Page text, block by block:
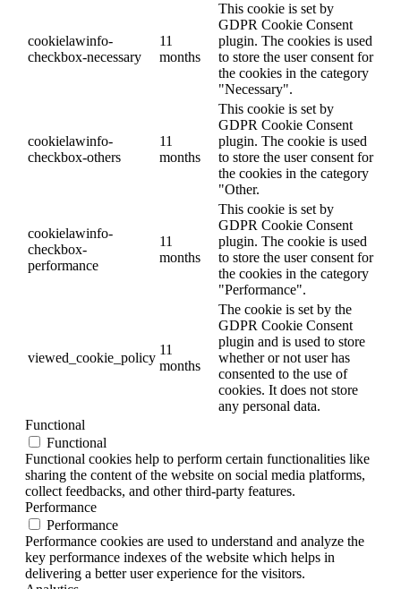
cookielawinfo-
checkbox-necessary
11
months
This cookie is set by
GDPR Cookie Consent
plugin. The cookies is used
to store the user consent for
the cookies in the category
"Necessary".
cookielawinfo-
checkbox-others
11
months
This cookie is set by
GDPR Cookie Consent
plugin. The cookie is used
to store the user consent for
the cookies in the category
"Other.
cookielawinfo-
checkbox-
performance
11
months
This cookie is set by
GDPR Cookie Consent
plugin. The cookie is used
to store the user consent for
the cookies in the category
"Performance".
viewed_cookie_policy
11
months
The cookie is set by the
GDPR Cookie Consent
plugin and is used to store
whether or not user has
consented to the use of
cookies. It does not store
any personal data.
Functional
Functional
Functional cookies help to perform certain functionalities like
sharing the content of the website on social media platforms,
collect feedbacks, and other third-party features.
Performance
Performance
Performance cookies are used to understand and analyze the
key performance indexes of the website which helps in
delivering a better user experience for the visitors.